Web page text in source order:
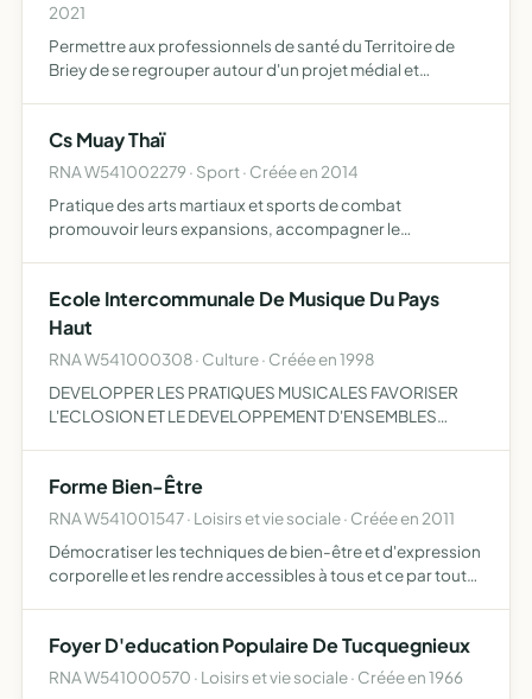
2021
Permettre aux professionnels de santé du Territoire de
Briey de se regrouper autour d'un projet médial et
des parcours …
Cs Muay Thaï
RNA W541002279 · Sport · Créée en 2014
Pratique des arts martiaux et sports de combat
promouvoir leurs expansions, accompagner le
des activités à dominant's s…
Ecole Intercommunale De Musique Du Pays
Haut
RNA W541000308 · Culture · Créée en 1998
DEVELOPPER LES PRATIQUES MUSICALES FAVORISER
L'ECLOSION ET LE DEVELOPPEMENT D'ENSEMBLES
TRAVERS DE LA PRATIQUE INSTRUMENTALE
Forme Bien-Être
RNA W541001547 · Loisirs et vie sociale · Créée en 2011
Démocratiser les techniques de bien-être et d'expression
corporelle et les rendre accessibles à tous et ce par tout
Foyer D'education Populaire De Tucquegnieux
RNA W541000570 · Loisirs et vie sociale · Créée en 1966